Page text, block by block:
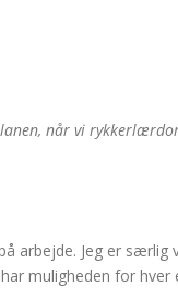
når vi
Jeg er særlig
muligheden for